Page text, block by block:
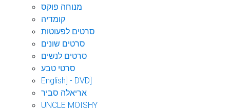
מנוחה פוקס
קומדיה
סרטים לפעוטות
סרטים שונים
סרטים לנשים
סרטי טבע
English] - DVD]
אריאלה סביר
UNCLE MOISHY